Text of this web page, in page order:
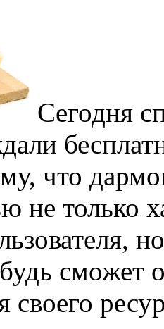
Сегодня
что
не только
сможет